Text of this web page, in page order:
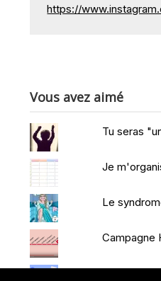
https://
Vous avez aimé
Tu seras
Je
Le
Campagne